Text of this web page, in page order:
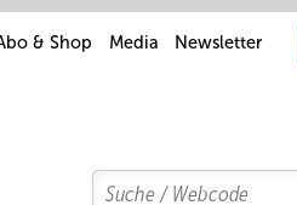
& Shop Media Newsletter
Search
Suchen